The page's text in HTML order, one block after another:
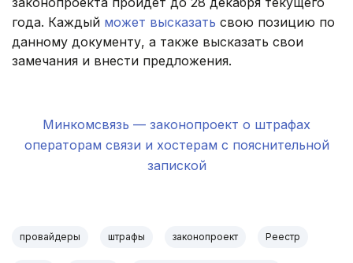
года. Каждый может высказать свою позицию по
данному документу, а также высказать свои
замечания и внести предложения.
Минкомсвязь — законопроект о штрафах
операторам связи и хостерам с пояснительной
запиской
провайдеры штрафы законопроект Реестр